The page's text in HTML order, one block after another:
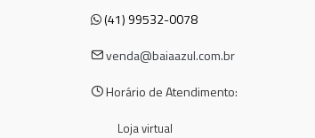
(41) 99532-0078
venda@baiaazul.com.br
Horário de Atendimento:
Loja virtual